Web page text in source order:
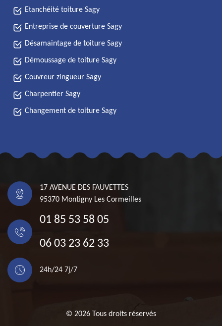
Etanchéité toiture Sagy
Entreprise de couverture Sagy
Désamaintage de toiture Sagy
Démoussage de toiture Sagy
Couvreur zingueur Sagy
Charpentier Sagy
Changement de toiture Sagy
17 AVENUE DES FAUVETTES
95370 Montigny Les Cormeilles
01 85 53 58 05
06 03 23 62 33
24h/24 7j/7
© 2026 Tous droits réservés